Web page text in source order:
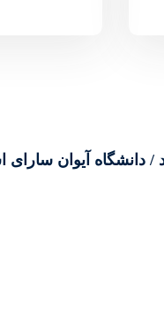
دانشگاه آیوان سارای